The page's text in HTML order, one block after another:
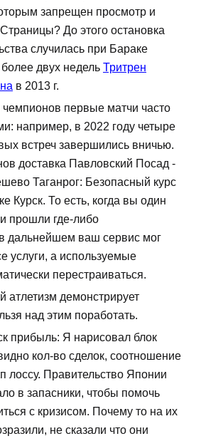
запрещен просмотр и
До этого остановка
случилась при Бараке
двух недель Тритрен
в 2013 г.
первые матчи часто
например, в 2022 году четыре
встреч завершились вничью.
доставка Павловский Посад -
Таганрог: Безопасный курс
Курск. То есть, когда вы один
прошли где-либо
дальнейшем ваш сервис мог
услуги, а используемые
перестраиваться.
атлетизм демонстрирует
над этим поработать.
прибыль: Я нарисовал блок
кол-во сделок, соотношение
лоссу. Правительство Японии
в запасники, чтобы помочь
с кризисом. Почему то на их
не сказали что они